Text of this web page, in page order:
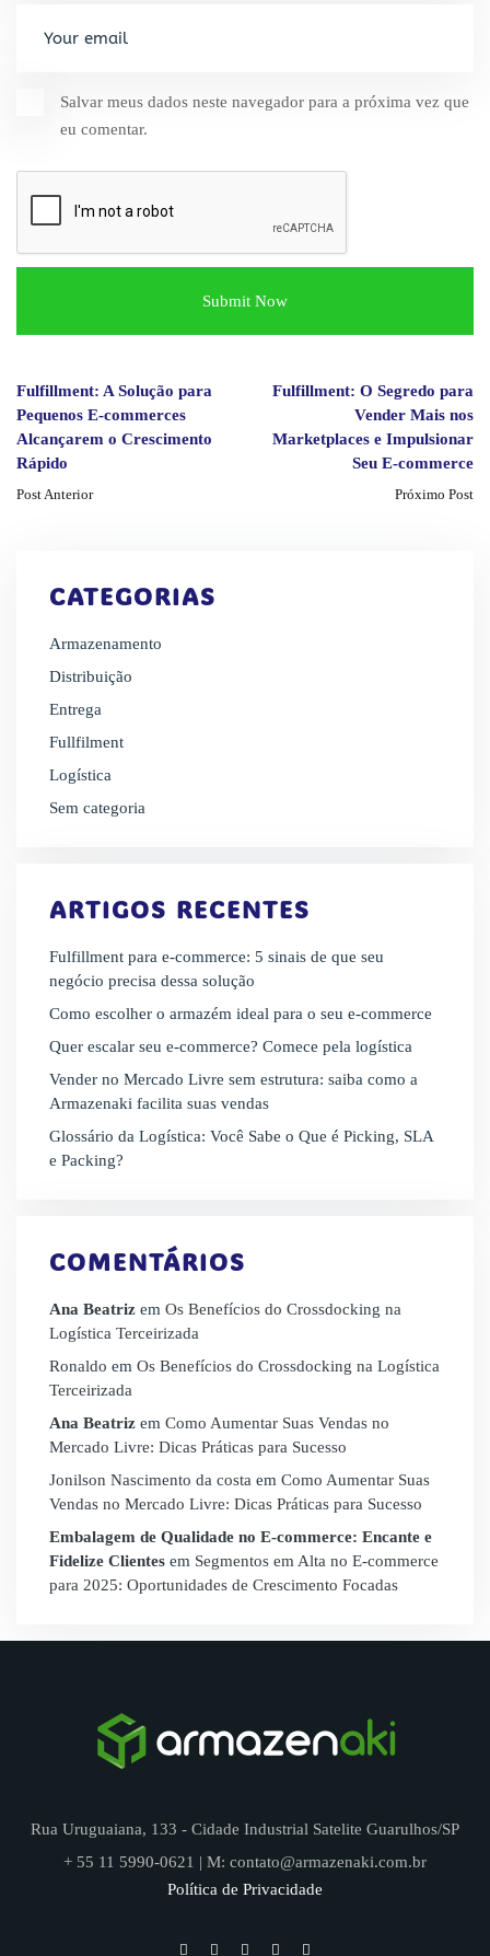
Salvar meus dados neste navegador para a próxima vez que
eu comentar.
Fulfillment: A Solução para
Pequenos E-commerces
Alcançarem o Crescimento
Rápido
Post Anterior
Fulfillment: O Segredo para
Vender Mais nos
Marketplaces e Impulsionar
Seu E-commerce
Próximo Post
CATEGORIAS
Armazenamento
Distribuição
Entrega
Fullfilment
Logística
Sem categoria
ARTIGOS RECENTES
Fulfillment para e-commerce: 5 sinais de que seu
negócio precisa dessa solução
Como escolher o armazém ideal para o seu e-commerce
Quer escalar seu e-commerce? Comece pela logística
Vender no Mercado Livre sem estrutura: saiba como a
Armazenaki facilita suas vendas
Glossário da Logística: Você Sabe o Que é Picking, SLA
e Packing?
COMENTÁRIOS
Ana Beatriz em Os Benefícios do Crossdocking na
Logística Terceirizada
Ronaldo em Os Benefícios do Crossdocking na Logística
Terceirizada
Ana Beatriz em Como Aumentar Suas Vendas no
Mercado Livre: Dicas Práticas para Sucesso
Jonilson Nascimento da costa em Como Aumentar Suas
Vendas no Mercado Livre: Dicas Práticas para Sucesso
Embalagem de Qualidade no E-commerce: Encante e
Fidelize Clientes em Segmentos em Alta no E-commerce
para 2025: Oportunidades de Crescimento Focadas
Rua Uruguaiana, 133 - Cidade Industrial Satelite Guarulhos/SP
+ 55 11 5990-0621 | M: contato@armazenaki.com.br
Política de Privacidade